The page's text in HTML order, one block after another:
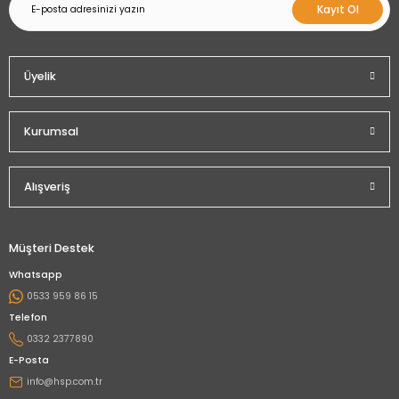
Kayıt Ol
Üyelik
Kurumsal
Alışveriş
Müşteri Destek
Whatsapp
0533 959 86 15
Telefon
0332 2377890
E-Posta
info@hsp.com.tr